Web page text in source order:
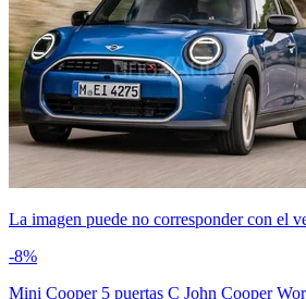
La imagen puede no corresponder con el
-8%
Mini Cooper 5 puertas C John Cooper